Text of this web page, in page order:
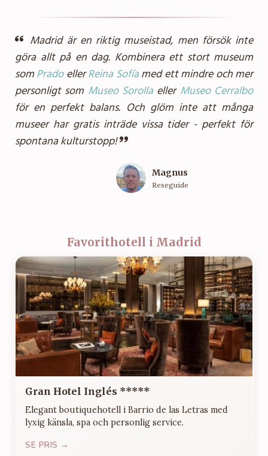
Madrid är en riktig museistad, men försök inte
göra allt på en dag. Kombinera ett stort museum
somPradoellerReina Sofíamed ett mindre och mer
personligt som Museo Sorollaeller Museo Cerralbo
för en perfekt balans. Och glöm inte att många
museer har gratis inträde vissa tider - perfekt för
spontana kulturstopp!
Magnus
Reseguide
Favorithotell i Madrid
Gran Hotel Inglés *****
Elegant boutiquehotell i Barrio de las Letras med
lyxig känsla, spa och personlig service.
SE PRIS →